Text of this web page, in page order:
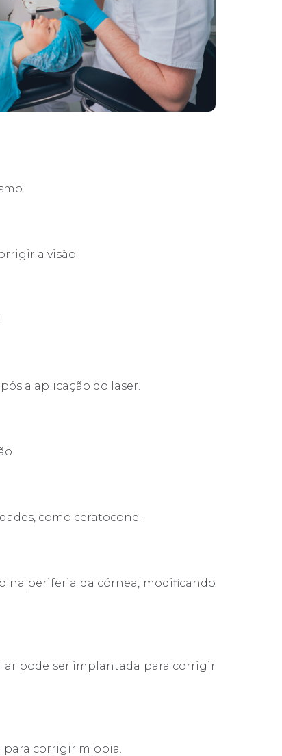
a visão.
a aplicação do laser.
como ceratocone.
na periferia da córnea, modificando
pode ser implantada para corrigir
para corrigir miopia.